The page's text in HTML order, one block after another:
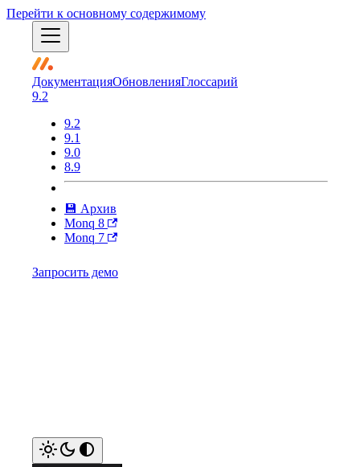
Перейти к основному содержимому
ДокументацияОбновленияГлоссарий
9.2
9.2
9.1
9.0
8.9
💾 Архив
Monq 8
Monq 7
Запросить демо